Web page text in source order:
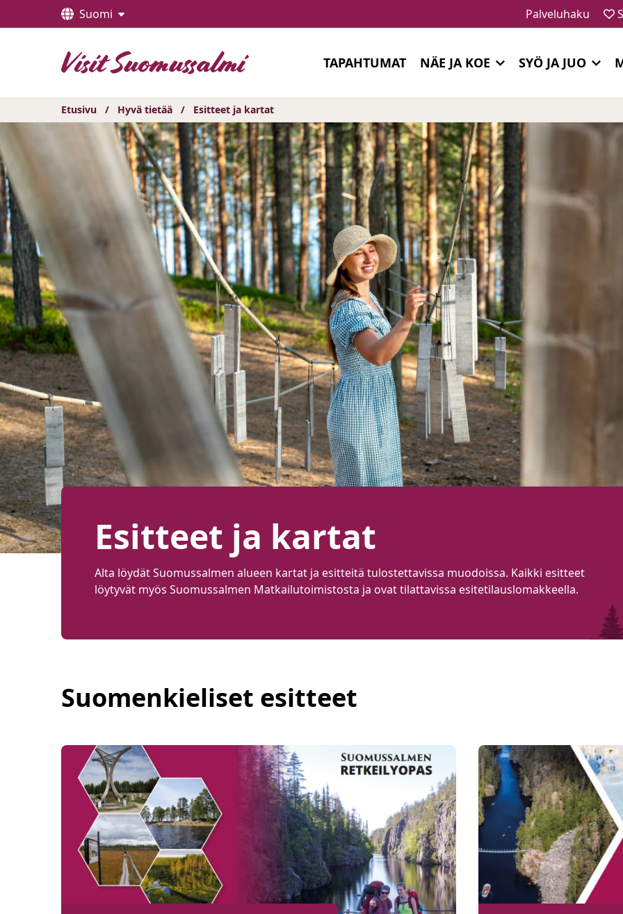
sisältöön
Suomi Palveluhaku
TAPAHTUMAT NÄE JA KOE SYÖ JA JUO
Etusivu / Hyvä tietää / Esitteet ja kartat
Esitteet ja kartat
Alta löydät Suomussalmen alueen kartat ja esitteitä tulostettavissa muodoissa. Kaikki esitteet
löytyvät myös Suomussalmen Matkailutoimistosta ja ovat tilattavissa esitetilauslomakkeella.
Suomenkieliset esitteet